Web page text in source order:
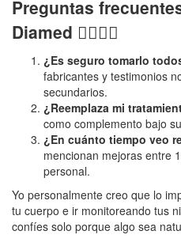
Preguntas
Diamed 🙋‍♀️🙋‍♂️
¿Es seguro tomarlo
fabricantes y testimonios
secundarios.
¿Reemplaza mi
como complemento bajo
¿En cuánto tiempo veo
mencionan mejoras entre
personal.
Yo personalmente creo que lo
tu cuerpo e ir monitoreando tus
confíes solo porque algo sea